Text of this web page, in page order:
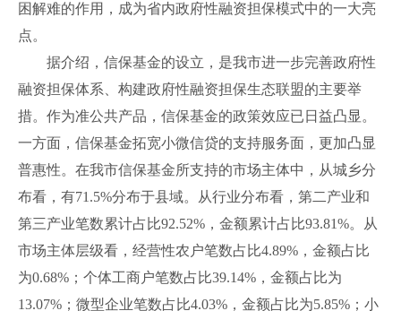
困解难的作用，成为省内政府性融资担保模式中的一大亮
点。
据介绍，信保基金的设立，是我市进一步完善政府性
融资担保体系、构建政府性融资担保生态联盟的主要举
措。作为准公共产品，信保基金的政策效应已日益凸显。
一方面，信保基金拓宽小微信贷的支持服务面，更加凸显
普惠性。在我市信保基金所支持的市场主体中，从城乡分
布看，有71.5%分布于县域。从行业分布看，第二产业和
第三产业笔数累计占比92.52%，金额累计占比93.81%。从
市场主体层级看，经营性农户笔数占比4.89%，金额占比
为0.68%；个体工商户笔数占比39.14%，金额占比为
13.07%；微型企业笔数占比4.03%，金额占比为5.85%；小